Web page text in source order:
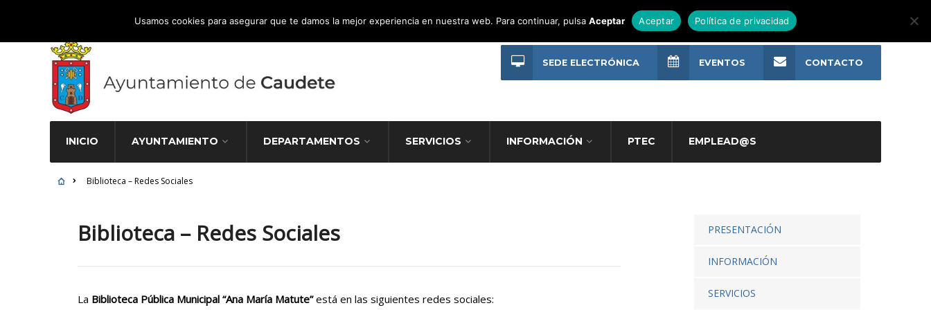
Atención Ciudadana 965 827 000
INICIO AYUNTAMIENTO DEPARTAMENTOS SERVICIOS INFORMACIÓN PTEC EMPLEAD@S
SEDE ELECTRÓNICA EVENTOS CONTACTO
Biblioteca – Redes Sociales
Biblioteca – Redes Sociales
La Biblioteca Pública Municipal “Ana María Matute”está en las siguientes redes sociales:
PRESENTACIÓN
INFORMACIÓN
SERVICIOS
Usamos cookies para asegurar que te damos la mejor experiencia en nuestra web. Para continuar, pulsaAceptar Aceptar Política de privacidad